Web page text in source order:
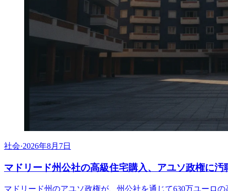
社会·2026年8月7日
マドリード州公社の高級住宅購入、アユソ政権に
マドリード州のアユソ政権が、州公社を通じて630万ユーロ